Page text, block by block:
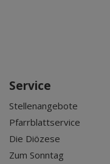
Service
Stellenangebote
Pfarrblattservice
Die Diözese
Zum Sonntag